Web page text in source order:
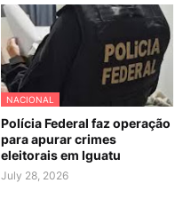
NACIONAL
Polícia Federal faz operação
para apurar crimes
eleitorais em Iguatu
July 28, 2026